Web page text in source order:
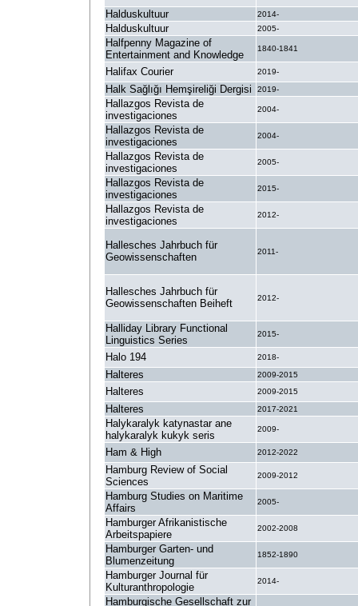
Halduskultuur 2014-
Halduskultuur 2005-
Halfpenny Magazine of
Entertainment and Knowledge
1840-1841
Halifax Courier 2019-
Halk Sağlığı Hemşireliği Dergisi 2019-
Hallazgos Revista de
investigaciones
2004-
Hallazgos Revista de
investigaciones
2004-
Hallazgos Revista de
investigaciones
2005-
Hallazgos Revista de
investigaciones
2015-
Hallazgos Revista de
investigaciones
2012-
Hallesches Jahrbuch für
Geowissenschaften
2011-
Hallesches Jahrbuch für
Geowissenschaften Beiheft
2012-
Halliday Library Functional
Linguistics Series
2015-
Halo 194 2018-
Halteres 2009-2015
Halteres 2009-2015
Halteres 2017-2021
Halykaralyk katynastar ane
halykaralyk kukyk seris
2009-
Ham & High 2012-2022
Hamburg Review of Social
Sciences
2009-2012
Hamburg Studies on Maritime
Affairs
2005-
Hamburger Afrikanistische
Arbeitspapiere
2002-2008
Hamburger Garten- und
Blumenzeitung
1852-1890
Hamburger Journal für
Kulturanthropologie
2014-
Hamburgische Gesellschaft zur